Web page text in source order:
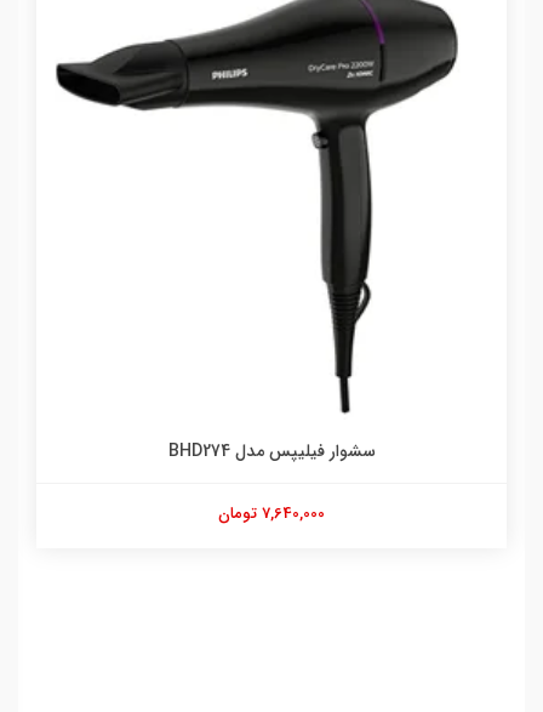
سشوار فیلیپس مدل BHD274
7,640,000 تومان